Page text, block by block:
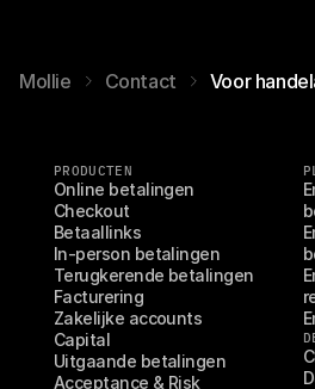
Mollie Contact Voor
PRODUCTEN
Online betalingen
Checkout
Betaallinks
In-person betalingen
Terugkerende betalingen
Facturering
Zakelijke accounts
Capital
Uitgaande betalingen
Acceptance & Risk